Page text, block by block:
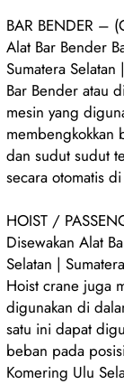
BAR BENDER –
Alat Bar Bender
Sumatera
Bar Bender atau
mesin yang
membengkokkan
dan sudut sudut
secara otomatis
HOIST /
Disewakan Alat
Selatan |
Hoist crane juga
digunakan di
satu ini dapat
beban pada
Komering Ulu